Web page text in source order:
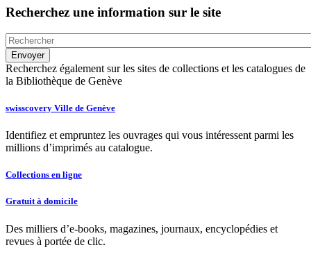
Recherchez une information sur le site
Recherchez également sur les sites de collections et les catalogues de
la Bibliothèque de Genève
swisscovery Ville de Genève
Identifiez et empruntez les ouvrages qui vous intéressent parmi les
millions d’imprimés au catalogue.
Collections en ligne
Gratuit à domicile
Des milliers d’e-books, magazines, journaux, encyclopédies et
revues à portée de clic.